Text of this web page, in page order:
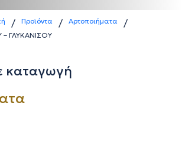
/ Προϊόντα / Αρτοποιήματα /
ΓΛΥΚΑΝΙΣΟΥ
καταγωγή